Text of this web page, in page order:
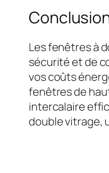
Les fenêtres à
sécurité et de
vos coûts
fenêtres de
intercalaire
double vitrage,